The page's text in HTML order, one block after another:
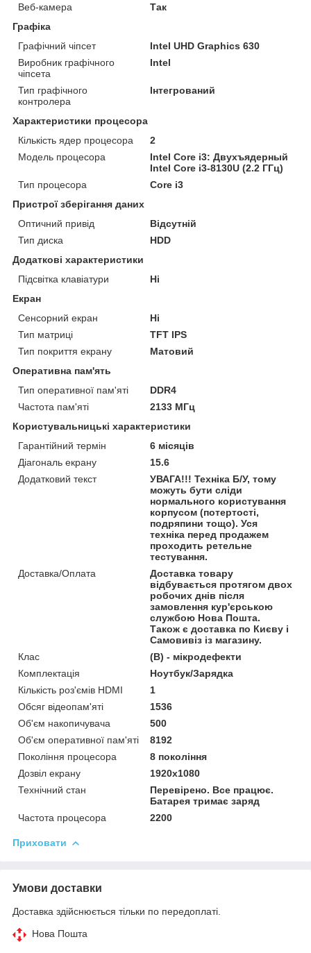
Веб-камера
Так
Графіка
Графічний чіпсет
Intel UHD Graphics 630
Виробник графічного
чіпсета
Intel
Тип графічного
контролера
Інтегрований
Характеристики процесора
Кількість ядер процесора
2
Модель процесора
Intel Core i3: Двухъядерный
Intel Core i3-8130U (2.2 ГГц)
Тип процесора
Core i3
Пристрої зберігання даних
Оптичний привід
Відсутній
Тип диска
HDD
Додаткові характеристики
Підсвітка клавіатури
Ні
Екран
Сенсорний екран
Ні
Тип матриці
TFT IPS
Тип покриття екрану
Матовий
Оперативна пам'ять
Тип оперативної пам'яті
DDR4
Частота пам'яті
2133 МГц
Користувальницькі характеристики
Гарантійний термін
6 місяців
Діагональ екрану
15.6
Додатковий текст
УВАГА!!! Техніка Б/У, тому
можуть бути сліди
нормального користування
корпусом (потертості,
подряпини тощо). Уся
техніка перед продажем
проходить ретельне
тестування.
Доставка/Оплата
Доставка товару
відбувається протягом двох
робочих днів після
замовлення кур'єрською
службою Нова Пошта.
Також є доставка по Києву і
Самовивіз із магазину.
Клас
(В) - мікродефекти
Комплектація
Ноутбук/Зарядка
Кількість роз'ємів HDMІ
1
Обсяг відеопам'яті
1536
Об'єм накопичувача
500
Об'єм оперативної пам'яті
8192
Покоління процесора
8 покоління
Дозвіл екрану
1920х1080
Технічний стан
Перевірено. Все працює.
Батарея тримає заряд
Частота процесора
2200
Приховати
Умови доставки
Доставка здійснюється тільки по передоплаті.
Нова Пошта